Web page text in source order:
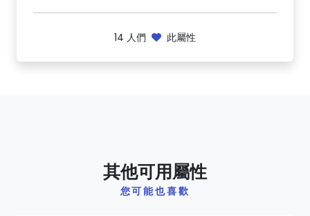
14 人們 此屬性
其他可用屬性
您可能也喜歡